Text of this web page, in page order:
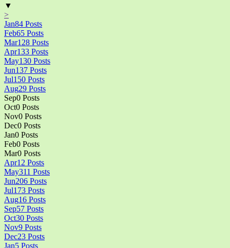
▼
>
Jan84 Posts
Feb65 Posts
Mar128 Posts
Apr133 Posts
May130 Posts
Jun137 Posts
Jul150 Posts
Aug29 Posts
Sep0 Posts
Oct0 Posts
Nov0 Posts
Dec0 Posts
Jan0 Posts
Feb0 Posts
Mar0 Posts
Apr12 Posts
May311 Posts
Jun206 Posts
Jul173 Posts
Aug16 Posts
Sep57 Posts
Oct30 Posts
Nov9 Posts
Dec23 Posts
Jan5 Posts